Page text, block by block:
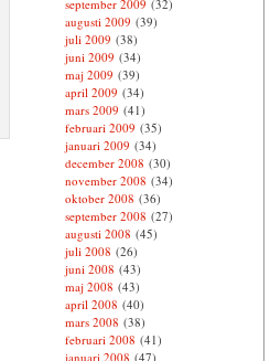
september 2009 (32)
augusti 2009 (39)
juli 2009 (38)
juni 2009 (34)
maj 2009 (39)
april 2009 (34)
mars 2009 (41)
februari 2009 (35)
januari 2009 (34)
december 2008 (30)
november 2008 (34)
oktober 2008 (36)
september 2008 (27)
augusti 2008 (45)
juli 2008 (26)
juni 2008 (43)
maj 2008 (43)
april 2008 (40)
mars 2008 (38)
februari 2008 (41)
januari 2008 (47)